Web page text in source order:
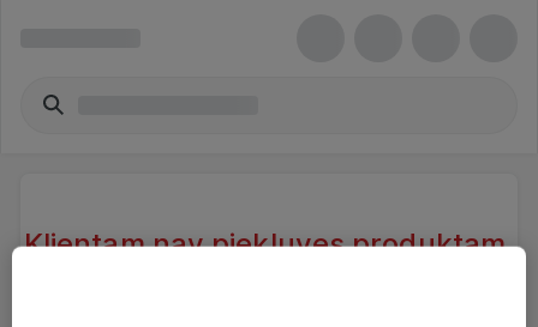
Klientam nav piekļuves produktam.